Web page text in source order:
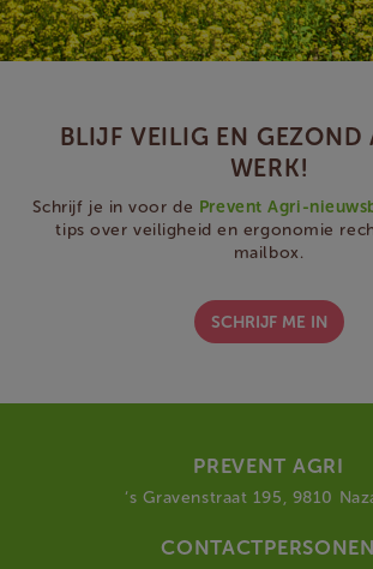
BLIJF VEILIG EN GEZOND
WERK!
Schrijf je in voor de Prevent Agri-
tips over veiligheid en ergonomie
mailbox.
SCHRIJF ME IN
PREVENT AGRI
‘s Gravenstraat 195, 9810
CONTACTPERSONEN